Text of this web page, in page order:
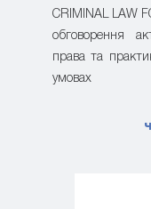
CRIMINAL LAW
обговорення
права та
умовах